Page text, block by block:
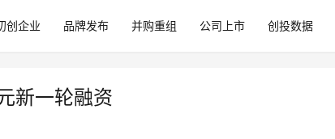
创企业 品牌发布 并购重组 公司上市 创投数据
新一轮融资